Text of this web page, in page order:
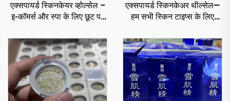
एक्सपायर्ड स्किनकेयर व्होल्सेल –
इ-कॉमर्स और स्पा के लिए छूट पर
एक्सपायर्ड स्किनकेअर थील्सेल—
हम सभी स्किन टाइप्स के लिए
प्रोडक्ट्स को थील्सेल कीमतों पर
पेश करते हैं